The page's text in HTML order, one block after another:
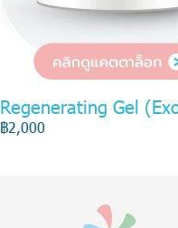
Regenerating Gel
฿2,000